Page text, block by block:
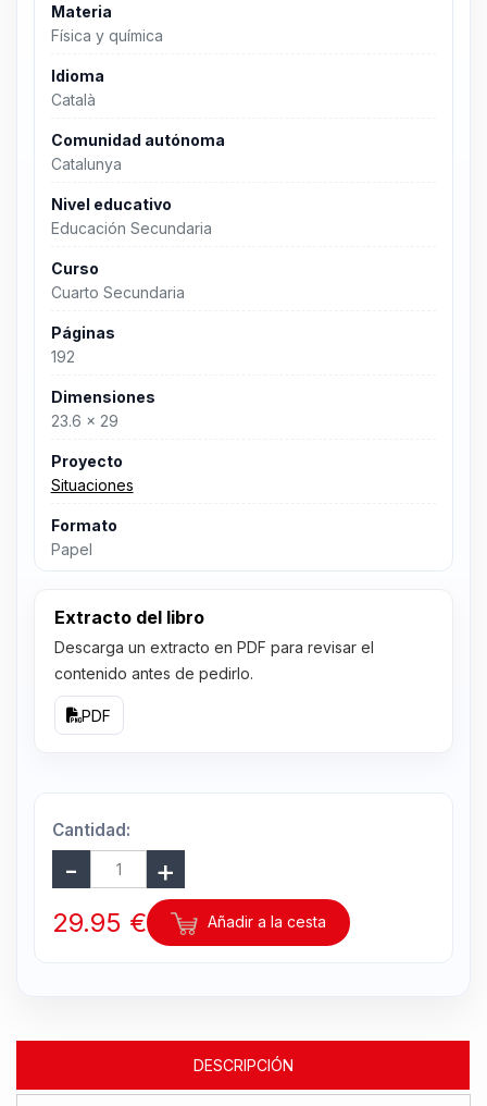
Materia
Física y química
Idioma
Català
Comunidad autónoma
Catalunya
Nivel educativo
Educación Secundaria
Curso
Cuarto Secundaria
Páginas
192
Dimensiones
23.6 x 29
Proyecto
Situaciones
Formato
Papel
Extracto del libro
Descarga un extracto en PDF para revisar el
contenido antes de pedirlo.
PDF
Cantidad:
29.95 € Añadir a la cesta
DESCRIPCIÓN